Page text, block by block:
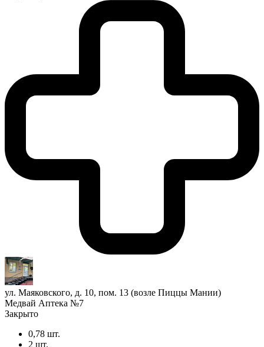
ул. Маяковского, д. 10, пом. 13 (возле Пиццы Мании)
Медвай Аптека №7
Закрыто
0,78 шт.
2 шт.